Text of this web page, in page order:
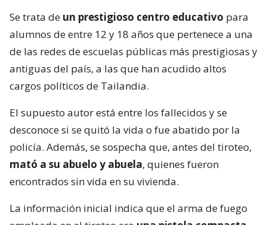
Se trata de un prestigioso centro educativo para
alumnos de entre 12 y 18 años que pertenece a una
de las redes de escuelas públicas más prestigiosas y
antiguas del país, a las que han acudido altos
cargos políticos de Tailandia.
El supuesto autor está entre los fallecidos y se
desconoce si se quitó la vida o fue abatido por la
policía. Además, se sospecha que, antes del tiroteo,
mató a su abuelo y abuela, quienes fueron
encontrados sin vida en su vivienda.
La información inicial indica que el arma de fuego